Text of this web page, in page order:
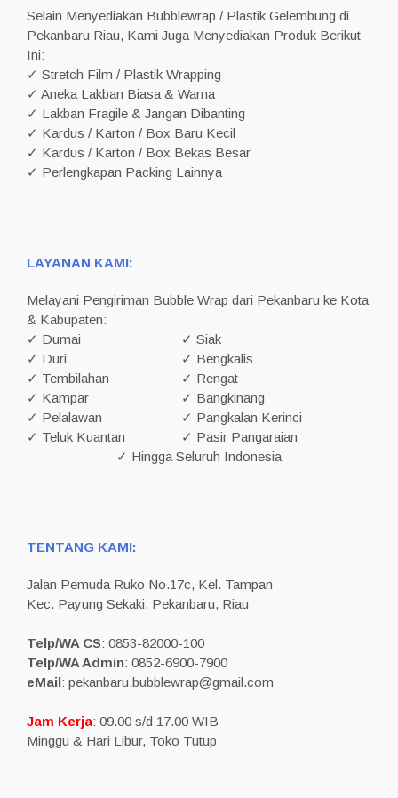
Selain Menyediakan Bubblewrap / Plastik Gelembung di
Pekanbaru Riau, Kami Juga Menyediakan Produk Berikut
Ini:
✓ Stretch Film / Plastik Wrapping
✓ Aneka Lakban Biasa & Warna
✓ Lakban Fragile & Jangan Dibanting
✓ Kardus / Karton / Box Baru Kecil
✓ Kardus / Karton / Box Bekas Besar
✓ Perlengkapan Packing Lainnya
LAYANAN KAMI:
Melayani Pengiriman Bubble Wrap dari Pekanbaru ke Kota
& Kabupaten:
✓ Dumai
✓ Siak
✓ Duri
✓ Bengkalis
✓ Tembilahan
✓ Rengat
✓ Kampar
✓ Bangkinang
✓ Pelalawan
✓ Pangkalan Kerinci
✓ Teluk Kuantan
✓ Pasir Pangaraian
✓ Hingga Seluruh Indonesia
TENTANG KAMI:
Jalan Pemuda Ruko No.17c, Kel. Tampan
Kec. Payung Sekaki, Pekanbaru, Riau
Telp/WA CS: 0853-82000-100
Telp/WA Admin: 0852-6900-7900
eMail: pekanbaru.bubblewrap@gmail.com
Jam Kerja: 09.00 s/d 17.00 WIB
Minggu & Hari Libur, Toko Tutup